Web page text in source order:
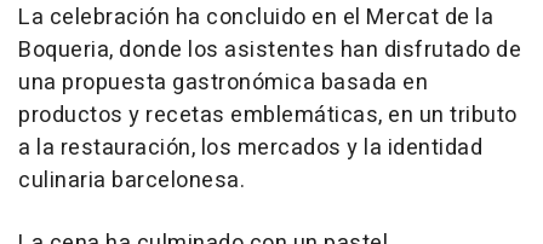
La celebración ha concluido en el Mercat de la
Boqueria, donde los asistentes han disfrutado de
una propuesta gastronómica basada en
productos y recetas emblemáticas, en un tributo
a la restauración, los mercados y la identidad
culinaria barcelonesa.